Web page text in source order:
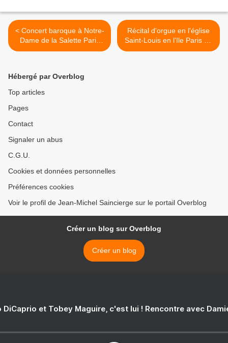
< Concert baroque à Notre-
Dame de la Salette Paris
15e
Récital d'orgue en l'église
Saint-Louis en l'Ile Paris 4e
>
Hébergé par Overblog
Top articles
Pages
Contact
Signaler un abus
C.G.U.
Cookies et données personnelles
Préférences cookies
Voir le profil de Jean-Michel Saincierge sur le portail Overblog
Créer un blog sur Overblog
Créer un blog
DiCaprio et Tobey Maguire, c'est lui ! Rencontre avec